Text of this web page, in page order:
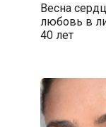
Весна
любовь в
40 лет